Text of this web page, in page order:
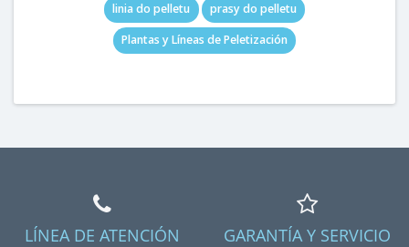
linia do pelletu
prasy do pelletu
Plantas y Líneas de Peletización
LÍNEA DE ATENCIÓN GARANTÍA Y SERVICIO